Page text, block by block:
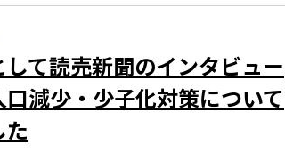
て読売新聞のインタビュー
減少・少子化対策について
た